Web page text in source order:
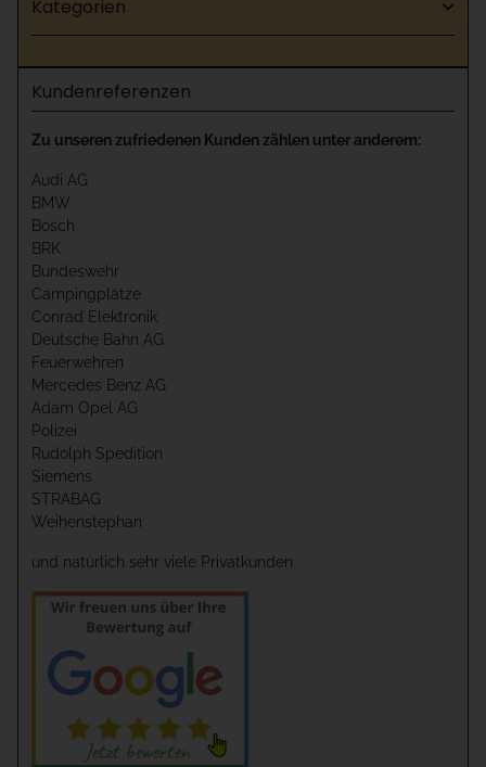
Kategorien
Kundenreferenzen
Zu unseren zufriedenen Kunden zählen unter anderem:
Audi AG
BMW
Bosch
BRK
Bundeswehr
Campingplätze
Conrad Elektronik
Deutsche Bahn AG
Feuerwehren
Mercedes Benz AG
Adam Opel AG
Polizei
Rudolph Spedition
Siemens
STRABAG
Weihenstephan
und natürlich sehr viele Privatkunden